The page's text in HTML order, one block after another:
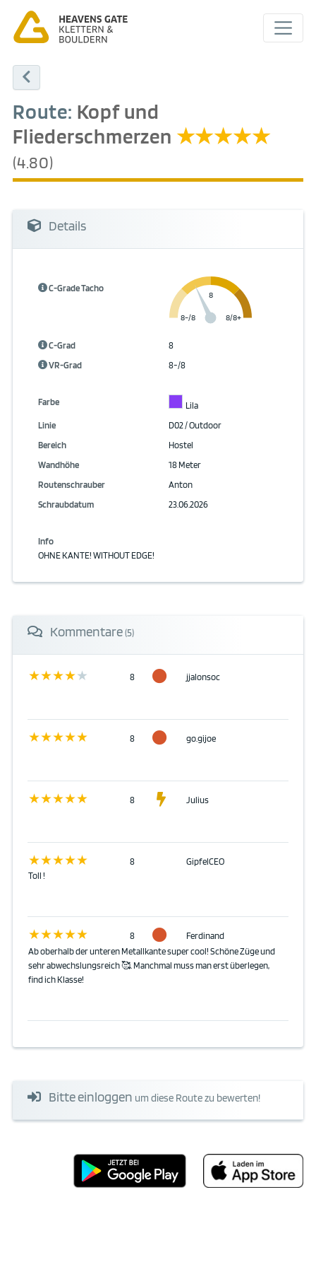
Route: Kopf und
Fliederschmerzen
(4.80)
Details
C-Grade Tacho
8-/8
8
8/8+
C-Grad
8
VR-Grad
8-/8
Farbe
Lila
Linie
D02 / Outdoor
Bereich
Hostel
Wandhöhe
18 Meter
Routenschrauber
Anton
Schraubdatum
23.06.2026
Info
OHNE KANTE! WITHOUT EDGE!
Kommentare(5)
8 jjalonsoc
8 go.gijoe
8 Julius
8
GipfelCEO
Toll !
8
Ferdinand
Ab oberhalb der unteren Metallkante super cool! Schöne Züge und
sehr abwechslungsreich 🥰. Manchmal muss man erst überlegen,
find ich Klasse!
Bitte einloggen um diese Route zu bewerten!